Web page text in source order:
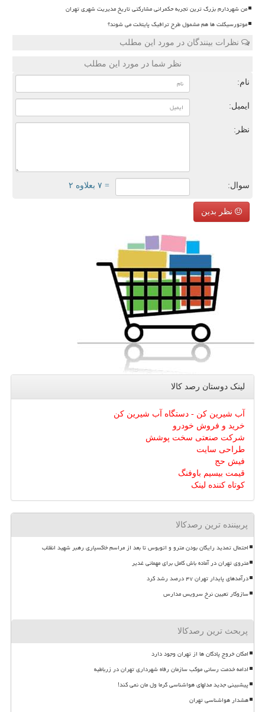
من شهردارم بزرگ ترین تجربه حکمرانی مشارکتی تاریخ مدیریت شهری تهران
موتورسیکلت ها هم مشمول طرح ترافیک پایتخت می شوند؟
نظرات بینندگان در مورد این مطلب
نظر شما در مورد این مطلب
نام:
ایمیل:
نظر:
سوال: = ۷ بعلاوه ۲
نظر بدین
لینک دوستان رصد كالا
آب شیرین کن - دستگاه آب شیرین کن
خرید و فروش خودرو
شرکت صنعتی سخت پوشش
طراحی سایت
فیش حج
قیمت بیسیم باوفنگ
کوتاه کننده لینک
پربیننده ترین رصدکالا
احتمال تمدید رایگان بودن مترو و اتوبوس تا بعد از مراسم خاکسپاری رهبر شهید انقلاب
متروی تهران در آماده باش کامل برای مهمانی غدیر
درآمدهای پایدار تهران ۴۷ درصد رشد کرد
سازوکار تعیین نرخ سرویس مدارس
پربحث ترین رصدکالا
امکان خروج پادگان ها از تهران وجود دارد
ادامه خدمت رسانی موکب سازمان رفاه شهرداری تهران در زرباطیه
پیشبینی جدید مدلهای هواشناسی گرما ول مان نمی کند!
هشدار هواشناسی تهران